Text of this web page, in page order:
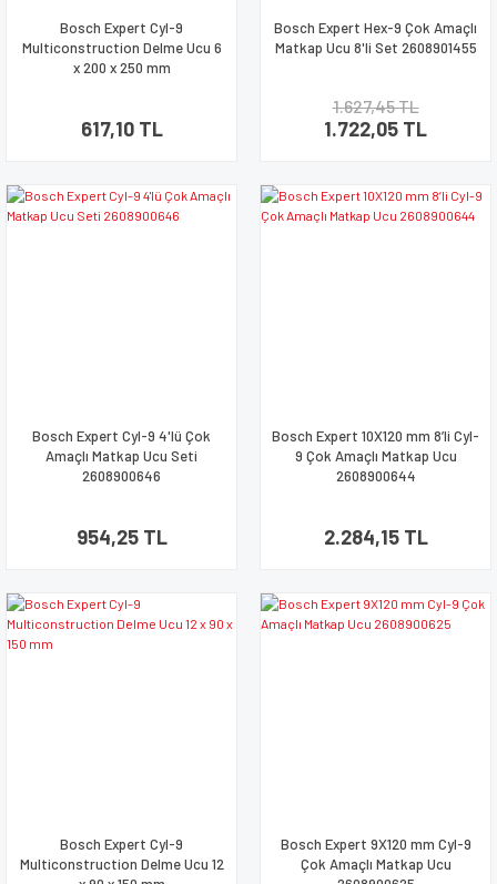
Bosch Expert Cyl-9
Multiconstruction Delme Ucu 6
x 200 x 250 mm
617,10 TL
Bosch Expert Hex-9 Çok Amaçlı
Matkap Ucu 8'li Set 2608901455
1.627,45 TL
1.722,05 TL
Bosch Expert Cyl-9 4'lü Çok
Amaçlı Matkap Ucu Seti
2608900646
954,25 TL
Bosch Expert 10X120 mm 8’li Cyl-
9 Çok Amaçlı Matkap Ucu
2608900644
2.284,15 TL
Bosch Expert Cyl-9
Multiconstruction Delme Ucu 12
Bosch Expert 9X120 mm Cyl-9
Çok Amaçlı Matkap Ucu